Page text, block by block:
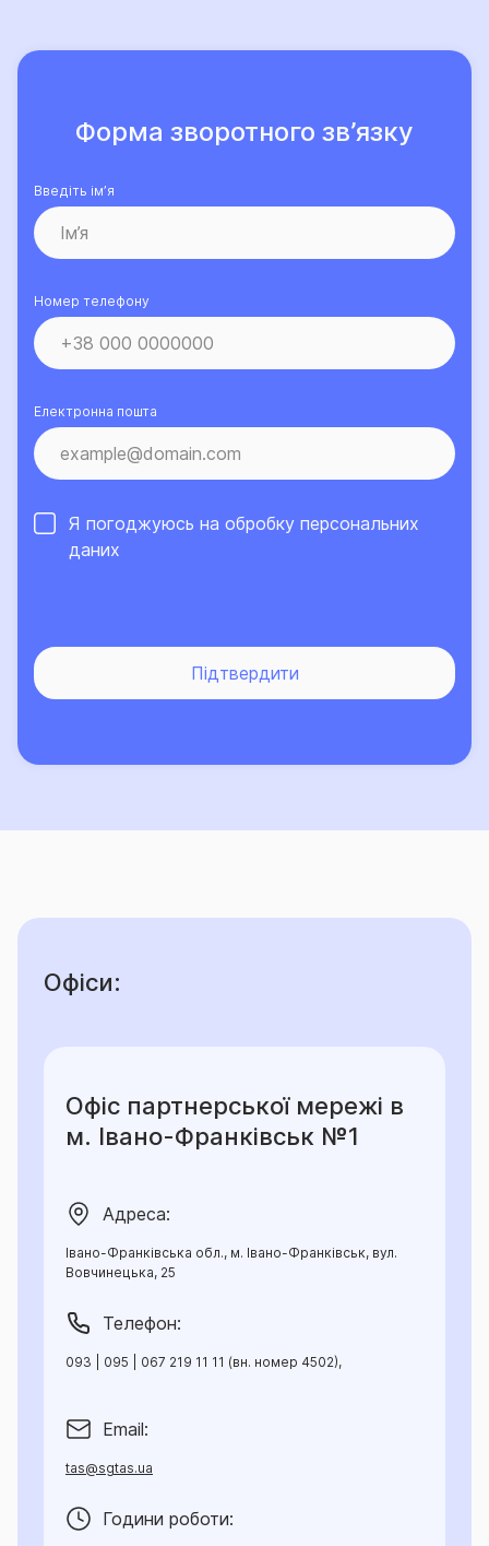
Форма зворотного зв’язку
Введіть ім’я
Номер телефону
Електронна пошта
Я погоджуюсь на обробку персональних
даних
Підтвердити
Офіси:
Офіс партнерської мережі в
м. Івано-Франківськ №1
Адреса:
Івано-Франківська обл., м. Івано-Франківськ, вул.
Вовчинецька, 25
Телефон:
093 | 095 | 067 219 11 11 (вн. номер 4502),
Email:
tas@sgtas.ua
Години роботи: